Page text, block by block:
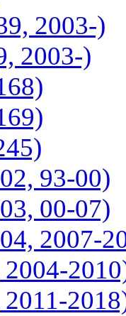
2003-)
2003-)
93-00)
00-07)
2007-